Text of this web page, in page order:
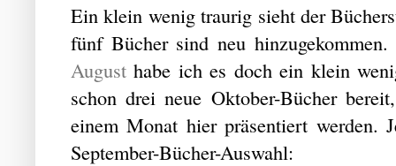
Ein klein wenig traurig sieht der
fünf Bücher sind neu
Augusthabe ich es doch ein klein
schon drei neue Oktober-Bücher
einem Monat hier präsentiert werden.
September-Bücher-Auswahl: